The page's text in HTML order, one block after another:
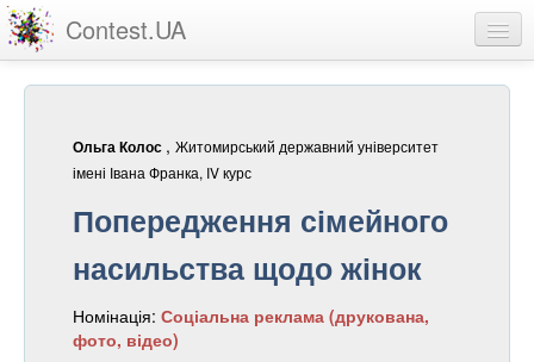
Contest.UA
Статистика
Про проект
реєстрація
Ольга Колос , Житомирський державний університет
імені Івана Франка, IV курс
Попередження сімейного
насильства щодо жінок
Номінація: Соціальна реклама (друкована,
фото, відео)